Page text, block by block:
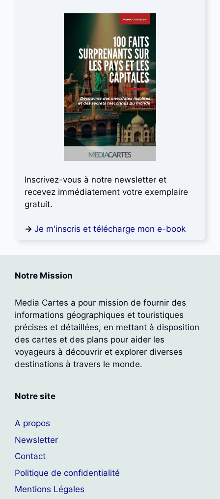
Inscrivez-vous à notre newsletter et
recevez immédiatement votre exemplaire
gratuit.
→ Je m'inscris et télécharge mon e-book
Notre Mission
Media Cartes a pour mission de fournir des
informations géographiques et touristiques
précises et détaillées, en mettant à disposition
des cartes et des plans pour aider les
voyageurs à découvrir et explorer diverses
destinations à travers le monde.
Notre site
A propos
Newsletter
Contact
Politique de confidentialité
Mentions Légales